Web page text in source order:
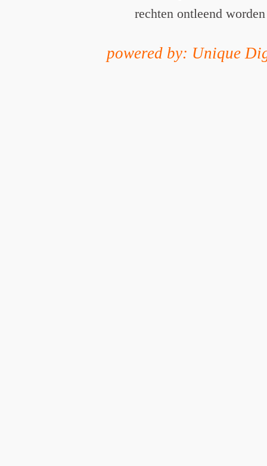
rechten ontleend worden
powered by: Unique